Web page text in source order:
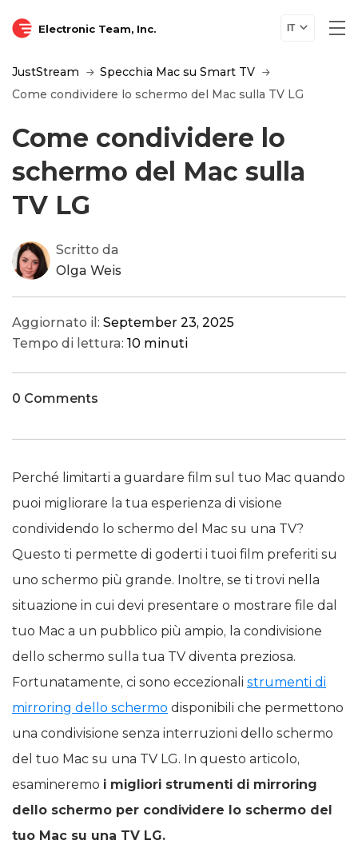
Electronic Team, Inc. IT
JustStream
Specchia Mac su Smart TV
Come condividere lo schermo del Mac sulla TV LG
Come condividere lo
schermo del Mac sulla
TV LG
Scritto da
Olga Weis
Aggiornato il: September 23, 2025
Tempo di lettura: 10 minuti
0 Comments
Perché limitarti a guardare film sul tuo Mac quando
puoi migliorare la tua esperienza di visione
condividendo lo schermo del Mac su una TV?
Questo ti permette di goderti i tuoi film preferiti su
uno schermo più grande. Inoltre, se ti trovi nella
situazione in cui devi presentare o mostrare file dal
tuo Mac a un pubblico più ampio, la condivisione
dello schermo sulla tua TV diventa preziosa.
Fortunatamente, ci sono eccezionali strumenti di
mirroring dello schermo disponibili che permettono
una condivisione senza interruzioni dello schermo
del tuo Mac su una TV LG. In questo articolo,
esamineremo i migliori strumenti di mirroring
dello schermo per condividere lo schermo del
tuo Mac su una TV LG.